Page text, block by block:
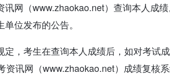
网（www.zhaokao.net）查询本人成
位发布的公告。
定，考生在查询本人成绩后，如对考试
资讯网（www.zhaokao.net）成绩复核